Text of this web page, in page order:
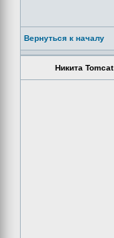
Вернуться к началу
Никита Tomcat